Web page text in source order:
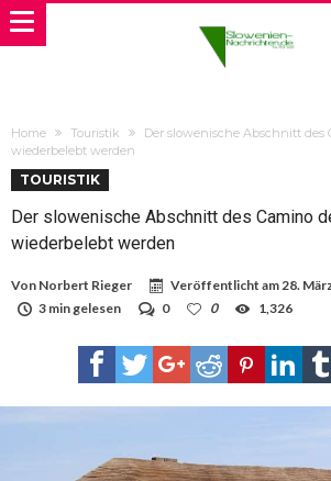
Home Touristik
Der slowenische Abschnitt des
wiederbelebt werden
TOURISTIK
Der slowenische Abschnitt des Camino
wiederbelebt werden
Von Norbert Rieger Veröffentlicht am28.
3 min gelesen
0 0 1,326